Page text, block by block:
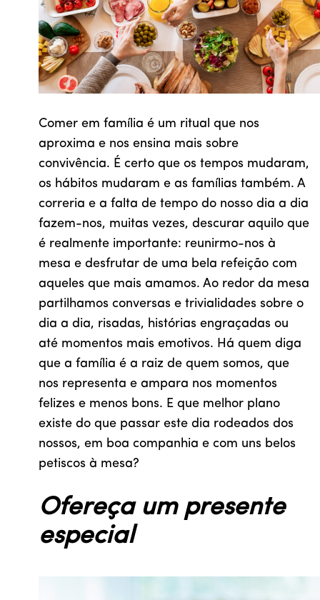
Comer em família é um ritual que nos
aproxima e nos ensina mais sobre
convivência. É certo que os tempos mudaram,
os hábitos mudaram e as famílias também. A
correria e a falta de tempo do nosso dia a dia
fazem-nos, muitas vezes, descurar aquilo que
é realmente importante: reunirmo-nos à
mesa e desfrutar de uma bela refeição com
aqueles que mais amamos. Ao redor da mesa
partilhamos conversas e trivialidades sobre o
dia a dia, risadas, histórias engraçadas ou
até momentos mais emotivos. Há quem diga
que a família é a raiz de quem somos, que
nos representa e ampara nos momentos
felizes e menos bons. E que melhor plano
existe do que passar este dia rodeados dos
nossos, em boa companhia e com uns belos
petiscos à mesa?
Ofereça um presente
especial